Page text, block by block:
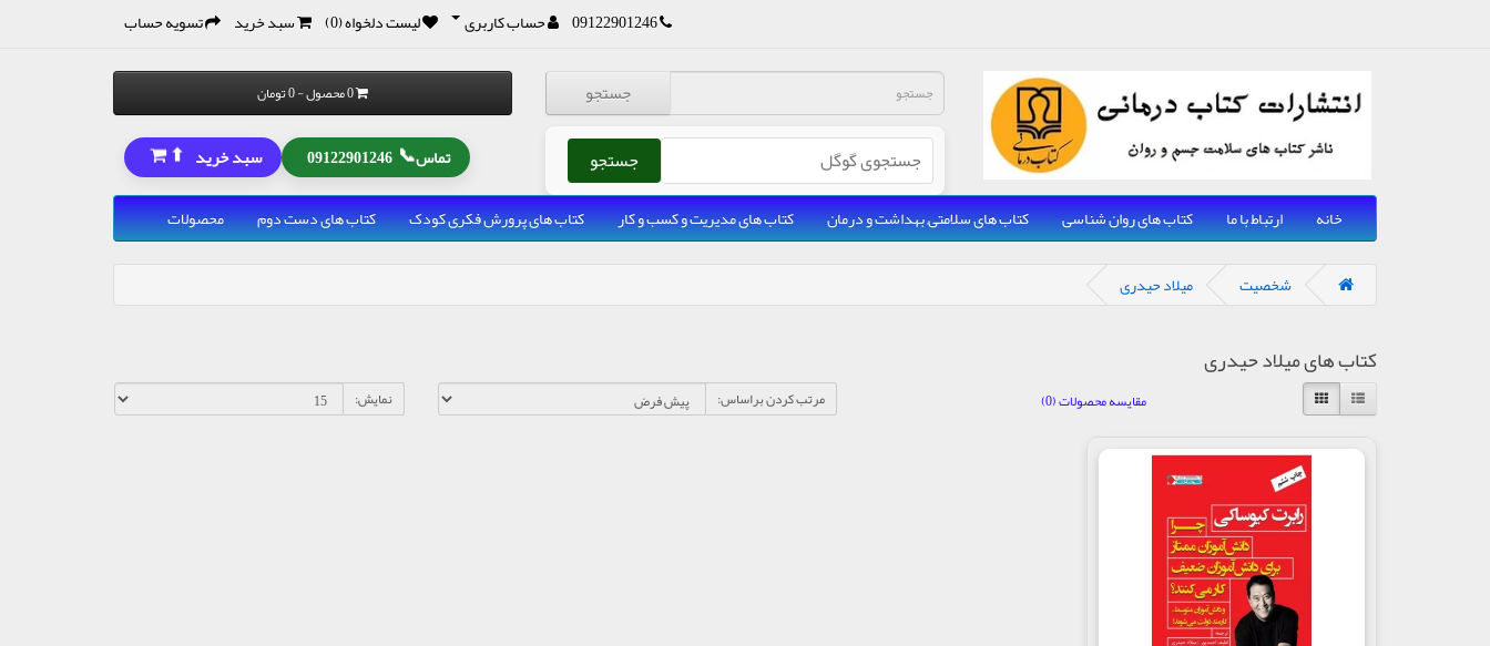
09122901246 حساب کاربری لیست دلخواه (0) سبد خرید تسویه حساب
جستجو
جستجو
0 محصول - 0 تومان
تماس📞
09122901246 سبد خرید ⬆
خانه ارتباط با ما کتاب های روان شناسی کتاب های سلامتی, بهداشت و درمان کتاب های مدیریت و کسب و کار کتاب های پرورش فکری کودک کتاب های دست دوم محصولات
شخصیت میلاد حیدری
کتاب های میلاد حیدری
مقایسه محصولات (0) مرتب کردن براساس: نمایش: